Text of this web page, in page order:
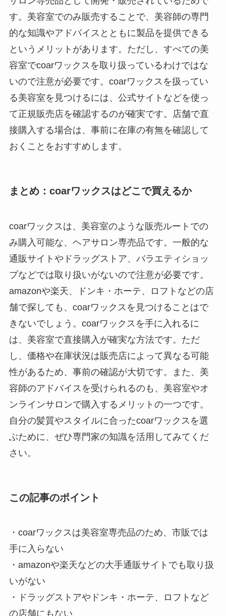
す。美容室でのみ販売することで、美容師の専門
的な知識やアドバイスとともに製品を提供できる
というメリットがあります。ただし、すべての美
容室でcoarワックスを取り扱っているわけではな
いので注意が必要です。coarワックスを扱ってい
る美容室を見つけるには、公式サイトなどを使っ
て正規販売店を確認するのが確実です。店舗で直
接購入する場合は、事前に在庫の有無を確認して
おくことをおすすめします。
まとめ：coarワックスはどこで買えるか
coarワックスは、美容室のような販売ルートでの
み購入可能な、ヘアサロン専売品です。一般的な
通販サイトやドラッグストア、バラエティショッ
プなどでは取り扱いがないので注意が必要です。
amazonや楽天、ドンキ・ホーテ、ロフトなどの店
舗で探しても、coarワックスを見つけることはで
きないでしょう。coarワックスを手に入れるに
は、美容室で直接購入が確実な方法です。ただ
し、価格や在庫状況は販売店によって異なる可能
性があるため、事前の確認が大切です。また、美
容師のアドバイスを受けられるのも、美容室やオ
ンラインサロンで購入するメリットの一つです。
自分の髪質やスタイルに合ったcoarワックスを選
ぶために、ぜひ専門家の知識を活用してみてくだ
さい。
この記事のポイント
・coarワックスは美容室専売品のため、市販では
手に入らない
・amazonや楽天などの大手通販サイトでも取り扱
いがない
・ドラッグストアやドンキ・ホーテ、ロフトなど
の店舗にもない